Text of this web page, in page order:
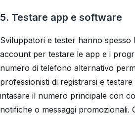
5. Testare app e software
Sviluppatori e tester hanno spesso
account per testare le app e i
numero di telefono alternativo
professionisti di registrarsi e
intasare il numero principale con
notifiche o messaggi promozionali.